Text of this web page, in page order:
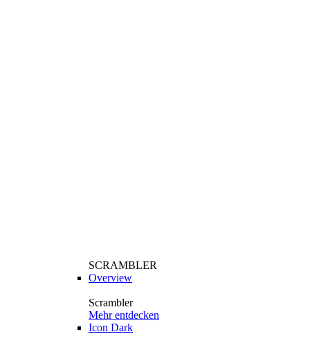
SCRAMBLER
Overview
Scrambler
Mehr entdecken
Icon Dark